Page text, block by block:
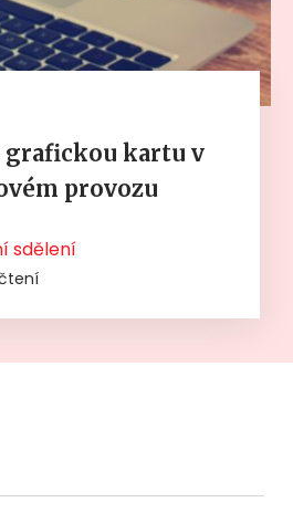
grafickou kartu v
provozu
sdělení